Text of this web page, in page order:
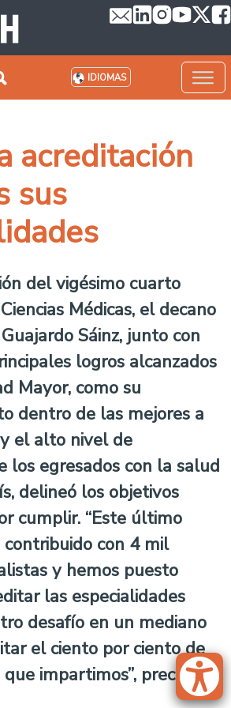
IDIOMAS
acreditación
sus
del vigésimo cuarto
Médicas, el decano
Sáinz, junto con
logros alcanzados
Mayor, como su
dentro de las mejores a
el alto nivel de
los egresados con la salud
delineó los objetivos
cumplir. “Este último
con 4 mil
y hemos puesto
las especialidades
desafío en un mediano
el ciento por ciento de
impartimos”, precisó.